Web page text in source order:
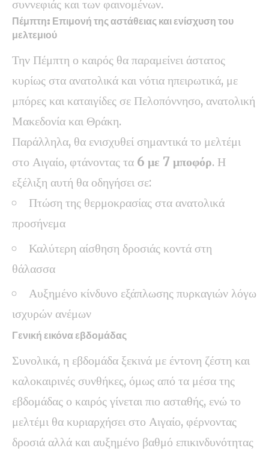
συννεφιάς και των φαινομένων.
Πέμπτη: Επιμονή της αστάθειας και ενίσχυση του
μελτεμιού
Την Πέμπτη ο καιρός θα παραμείνει άστατος
κυρίως στα ανατολικά και νότια ηπειρωτικά, με
μπόρες και καταιγίδες σε Πελοπόννησο, ανατολική
Μακεδονία και Θράκη.
Παράλληλα, θα ενισχυθεί σημαντικά το μελτέμι
στο Αιγαίο, φτάνοντας τα 6 με 7 μποφόρ. Η
εξέλιξη αυτή θα οδηγήσει σε:
Πτώση της θερμοκρασίας στα ανατολικά
προσήνεμα
Καλύτερη αίσθηση δροσιάς κοντά στη
θάλασσα
Αυξημένο κίνδυνο εξάπλωσης πυρκαγιών λόγω
ισχυρών ανέμων
Γενική εικόνα εβδομάδας
Συνολικά, η εβδομάδα ξεκινά με έντονη ζέστη και
καλοκαιρινές συνθήκες, όμως από τα μέσα της
εβδομάδας ο καιρός γίνεται πιο ασταθής, ενώ το
μελτέμι θα κυριαρχήσει στο Αιγαίο, φέρνοντας
δροσιά αλλά και αυξημένο βαθμό επικινδυνότητας